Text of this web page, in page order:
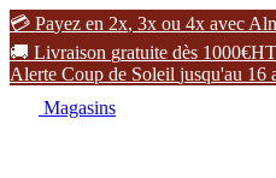
 Payez en 2x, 3x ou 4x avec Al
 Livraison gratuite dès 1000€HT
Alerte Coup de Soleil jusqu'au 16
Magasins